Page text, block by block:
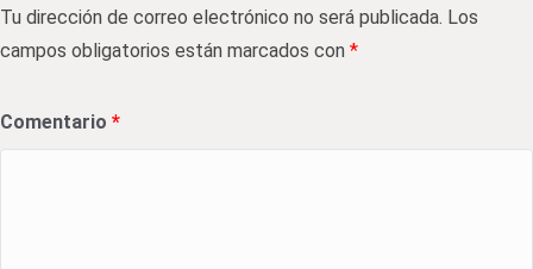
Tu dirección de correo electrónico no será publicada. Los
campos obligatorios están marcados con *
Comentario *